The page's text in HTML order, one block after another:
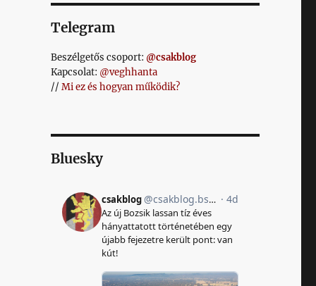
Telegram
Beszélgetős csoport: @csakblog
Kapcsolat: @veghhanta
// Mi ez és hogyan működik?
Bluesky